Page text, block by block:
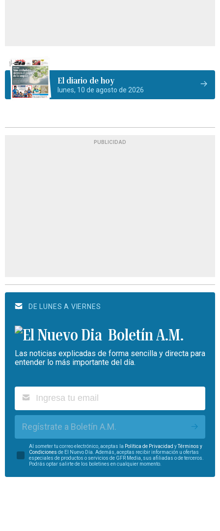
El diario de hoy
lunes, 10 de agosto de 2026
PUBLICIDAD
DE LUNES A VIERNES
Boletín A.M.
Las noticias explicadas de forma sencilla y directa para
entender lo más importante del día.
Regístrate a Boletín A.M.
Al someter tu correo electrónico, aceptas la Política de Privacidad yTérminos y
Condiciones de El Nuevo Día. Además, aceptas recibir información u ofertas
especiales de productos o servicios de GFR Media, sus afiliadas o de terceros.
Podrás optar salirte de los boletines en cualquier momento.